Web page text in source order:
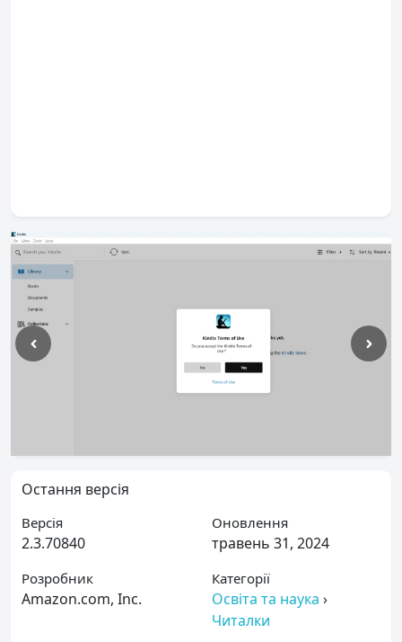
Остання версія
Версія
2.3.70840
Оновлення
травень 31, 2024
Розробник
Amazon.com, Inc.
Категорії
Освіта та наука ›
Читалки